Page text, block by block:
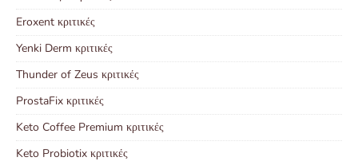
Eroxent κριτικές
Yenki Derm κριτικές
Thunder of Zeus κριτικές
ProstaFix κριτικές
Keto Coffee Premium κριτικές
Keto Probiotix κριτικές